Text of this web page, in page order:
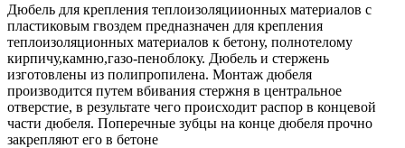
Дюбель для крепления теплоизоляциионных материалов с
пластиковым гвоздем предназначен для крепления
теплоизоляционных материалов к бетону, полнотелому
кирпичу,камню,газо-пеноблоку. Дюбель и стержень
изготовлены из полипропилена. Монтаж дюбеля
производится путем вбивания стержня в центральное
отверстие, в результате чего происходит распор в концевой
части дюбеля. Поперечные зубцы на конце дюбеля прочно
закрепляют его в бетоне